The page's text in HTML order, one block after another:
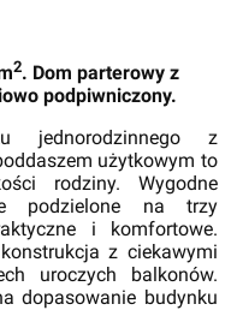
2. Dom parterowy z
podpiwniczony.
jednorodzinnego z
użytkowym to
rodziny. Wygodne
podzielone na trzy
i komfortowe.
z ciekawymi
uroczych balkonów.
dopasowanie budynku